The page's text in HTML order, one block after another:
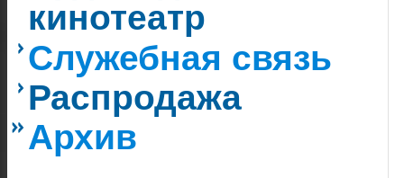
кинотеатр
Служебная связь
Распродажа
Архив